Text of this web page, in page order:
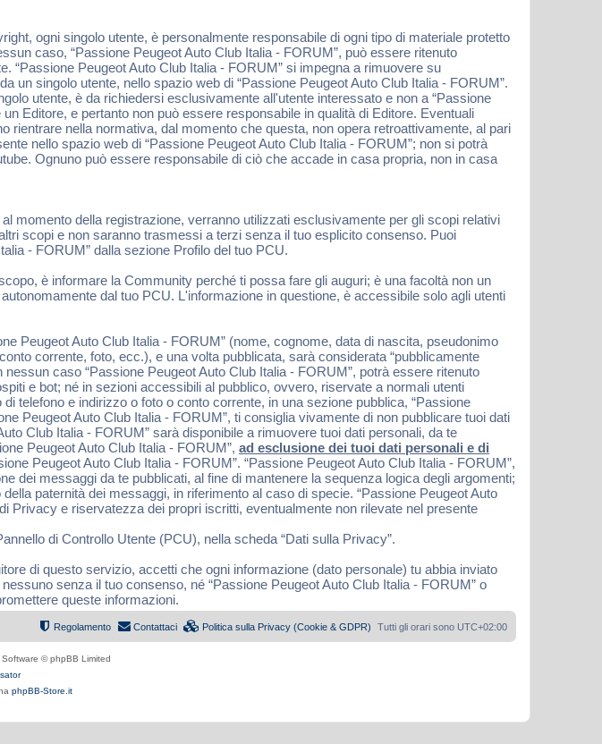
ogni singolo utente, è personalmente responsabile di ogni tipo di materiale protetto
caso, “Passione Peugeot Auto Club Italia - FORUM”, può essere ritenuto
“Passione Peugeot Auto Club Italia - FORUM” si impegna a rimuovere su
un singolo utente, nello spazio web di “Passione Peugeot Auto Club Italia - FORUM”.
utente, è da richiedersi esclusivamente all'utente interessato e non a “Passione
Editore, e pertanto non può essere responsabile in qualità di Editore. Eventuali
rientrare nella normativa, dal momento che questa, non opera retroattivamente, al pari
nello spazio web di “Passione Peugeot Auto Club Italia - FORUM”; non si potrà
Ognuno può essere responsabile di ciò che accade in casa propria, non in casa
momento della registrazione, verranno utilizzati esclusivamente per gli scopi relativi
scopi e non saranno trasmessi a terzi senza il tuo esplicito consenso. Puoi
- FORUM” dalla sezione Profilo del tuo PCU.
è informare la Community perché ti possa fare gli auguri; è una facoltà non un
dal tuo PCU. L'informazione in questione, è accessibile solo agli utenti
Peugeot Auto Club Italia - FORUM” (nome, cognome, data di nascita, pseudonimo
corrente, foto, ecc.), e una volta pubblicata, sarà considerata “pubblicamente
caso “Passione Peugeot Auto Club Italia - FORUM”, potrà essere ritenuto
e bot; né in sezioni accessibili al pubblico, ovvero, riservate a normali utenti
telefono e indirizzo o foto o conto corrente, in una sezione pubblica, “Passione
Peugeot Auto Club Italia - FORUM”, ti consiglia vivamente di non pubblicare tuoi dati
Club Italia - FORUM” sarà disponibile a rimuovere tuoi dati personali, da te
Peugeot Auto Club Italia - FORUM”, ad esclusione dei tuoi dati personali e di
Peugeot Auto Club Italia - FORUM”. “Passione Peugeot Auto Club Italia - FORUM”,
dei messaggi da te pubblicati, al fine di mantenere la sequenza logica degli argomenti;
paternità dei messaggi, in riferimento al caso di specie. “Passione Peugeot Auto
Privacy e riservatezza dei propri iscritti, eventualmente non rilevate nel presente
di Controllo Utente (PCU), nella scheda “Dati sulla Privacy”.
di questo servizio, accetti che ogni informazione (dato personale) tu abbia inviato
senza il tuo consenso, né “Passione Peugeot Auto Club Italia - FORUM” o
queste informazioni.
Tutti gli orari sono UTC+02:00
Politica sulla Privacy (Cookie & GDPR)
Contattaci
Regolamento
© phpBB Limited
phpBB-Store.it